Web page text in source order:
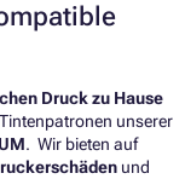
Druck zu Hause
unserer
. Wir bieten auf
und